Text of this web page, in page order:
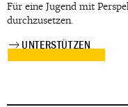
Für eine Jugend mit
durchzusetzen.
UNTERSTÜTZEN